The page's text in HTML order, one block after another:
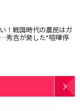
！戦国時代の農民はガ
秀吉が発した“喧嘩停